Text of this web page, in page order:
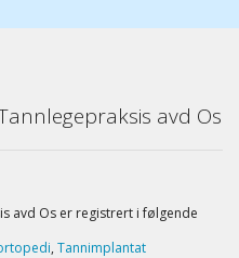
avd Os
avd Os er registrert i følgende
, Tannimplantat